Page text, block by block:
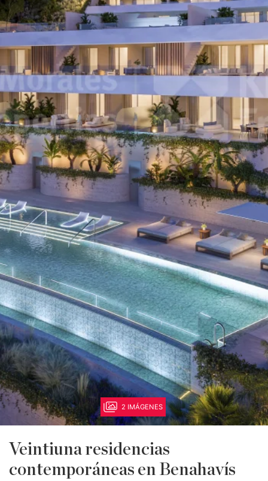
2 IMÁGENES
Veintiuna residencias
contemporáneas en Benahavís